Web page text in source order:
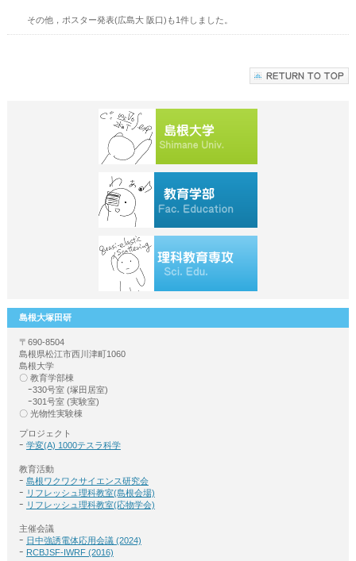
その他，ポスター発表(広島大 阪口)も1件しました。
島根大塚田研
〒690-8504
島根県松江市西川津町1060
島根大学
〇 教育学部棟
ｰ330号室 (塚田居室)
ｰ301号室 (実験室)
〇 光物性実験棟
プロジェクト
ｰ 学変(A) 1000テスラ科学
教育活動
ｰ 島根ワクワクサイエンス研究会
ｰ リフレッシュ理科教室(島根会場)
ｰ リフレッシュ理科教室(応物学会)
主催会議
ｰ 日中強誘電体応用会議 (2024)
ｰ RCBJSF-IWRF (2016)